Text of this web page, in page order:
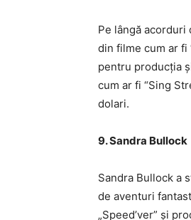
Pe lângă
din filme cum ar fi
pentru producția
cum ar fi “Sing
dolari.
9. Sandra Bullock
Sandra Bullock a
de aventuri
„Speed’ver” și